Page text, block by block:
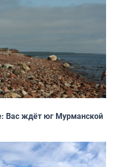
Вас ждёт юг Мурманской